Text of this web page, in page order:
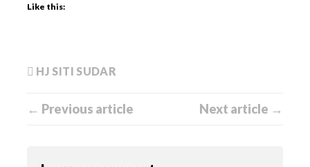
Like this:
HJ SITI SUDAR
← Previous article Next article →